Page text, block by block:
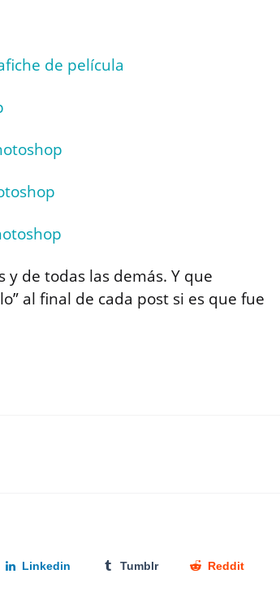
de película
de todas las demás. Y que
al final de cada post si es que fue
Linkedin Tumblr Reddit